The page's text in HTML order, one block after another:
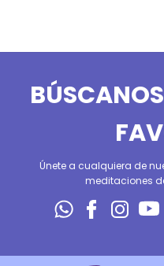
Únete a cualquiera de
meditaciones